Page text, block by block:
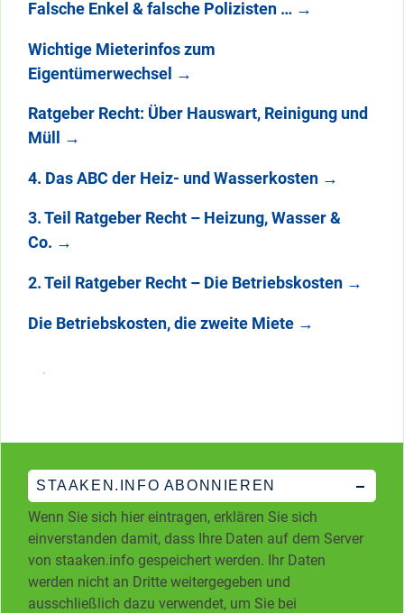
Falsche Enkel & falsche Polizisten … →
Wichtige Mieterinfos zum
Eigentümerwechsel →
Ratgeber Recht: Über Hauswart, Reinigung und
Müll
→
4. Das ABC der Heiz- und Wasserkosten →
3. Teil Ratgeber Recht – Heizung, Wasser &
Co. →
2. Teil Ratgeber Recht – Die Betriebskosten →
Die Betriebskosten, die zweite Miete →
STAAKEN.INFO ABONNIEREN
Wenn Sie sich hier eintragen, erklären Sie sich
einverstanden damit, dass Ihre Daten auf dem Server
von staaken.info gespeichert werden. Ihr Daten
werden nicht an Dritte weitergegeben und
ausschließlich dazu verwendet, um Sie bei